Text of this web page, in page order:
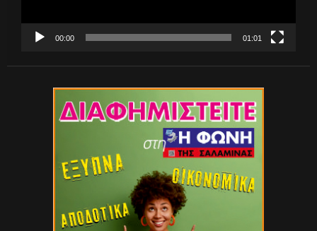
00:00 01:01